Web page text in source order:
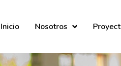
Inicio Nosotros